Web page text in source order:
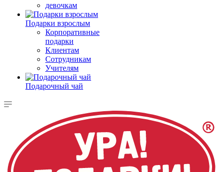
девочкам
Подарки взрослым
Корпоративные
подарки
Клиентам
Сотрудникам
Учителям
Подарочный чай